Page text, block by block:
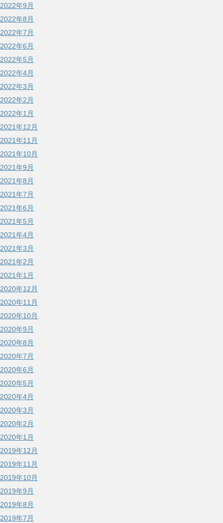
2022年9月
2022年8月
2022年7月
2022年6月
2022年5月
2022年4月
2022年3月
2022年2月
2022年1月
2021年12月
2021年11月
2021年10月
2021年9月
2021年8月
2021年7月
2021年6月
2021年5月
2021年4月
2021年3月
2021年2月
2021年1月
2020年12月
2020年11月
2020年10月
2020年9月
2020年8月
2020年7月
2020年6月
2020年5月
2020年4月
2020年3月
2020年2月
2020年1月
2019年12月
2019年11月
2019年10月
2019年9月
2019年8月
2019年7月